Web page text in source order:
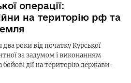
операції:
на територію рф та
роки від початку Курської
за задумом і виконанням
бойові дії на територію держави-